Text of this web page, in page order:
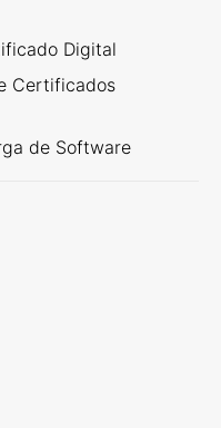
Digital
Certificados
de Software